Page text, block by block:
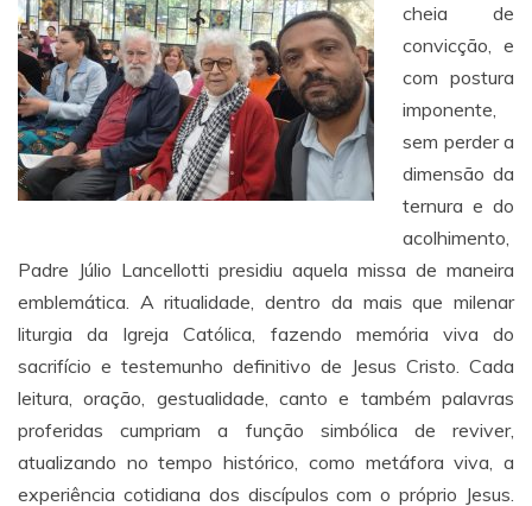
cheia de
convicção, e
com postura
imponente,
sem perder a
dimensão da
ternura e do
acolhimento,
Padre Júlio Lancellotti presidiu aquela missa de maneira
emblemática. A ritualidade, dentro da mais que milenar
liturgia da Igreja Católica, fazendo memória viva do
sacrifício e testemunho definitivo de Jesus Cristo. Cada
leitura, oração, gestualidade, canto e também palavras
proferidas cumpriam a função simbólica de reviver,
atualizando no tempo histórico, como metáfora viva, a
experiência cotidiana dos discípulos com o próprio Jesus.